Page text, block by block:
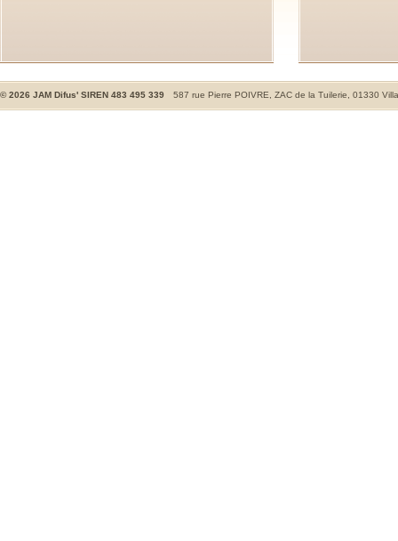
©2026 JAM Difus' SIREN 483 495 339 587 rue Pierre POIVRE, ZAC de la Tuilerie, 01330